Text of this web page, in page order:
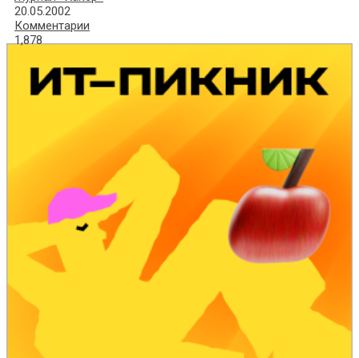
20.05.2002
Комментарии
1,878